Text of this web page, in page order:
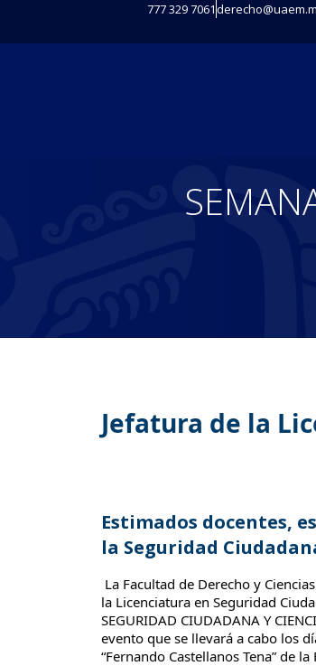
777 329 7061
Jefatura de la
Estimados docentes,
la Seguridad
La Facultad de Derecho y
la Licenciatura en Seguridad
SEGURIDAD CIUDADANA Y
evento que se llevará a cabo los
“Fernando Castellanos Tena” de